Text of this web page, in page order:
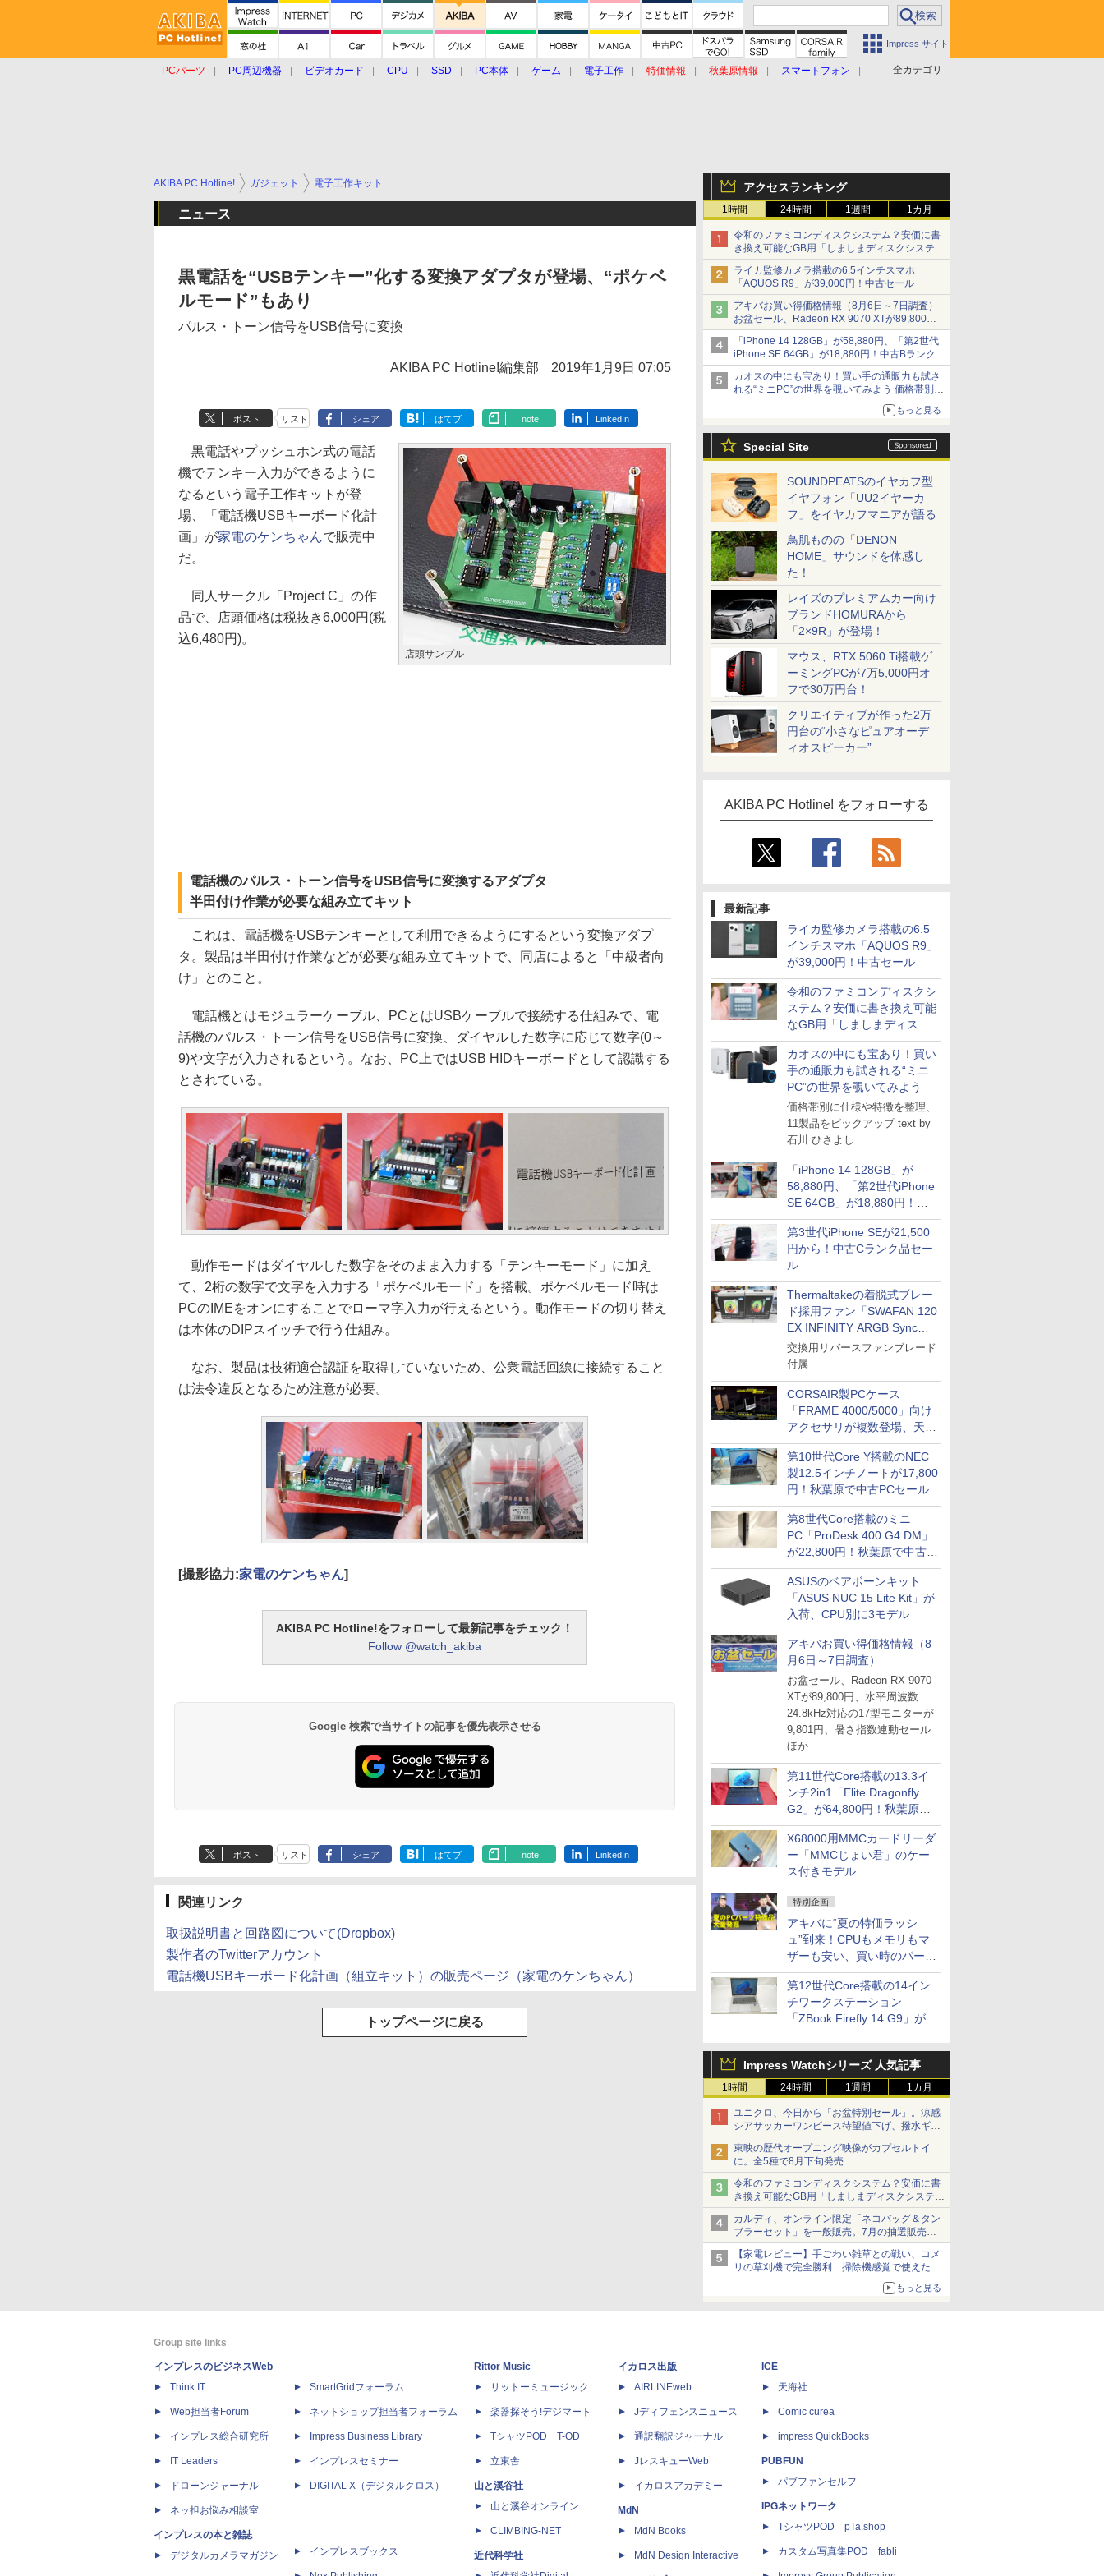
Impress サイト
全カテゴリ
PCパーツ PC周辺機器 ビデオカード CPU SSD PC本体 ゲーム 電子工作 特価情報 秋葉原情報
スマートフォン
アクセスランキング
1時間 24時間 1週間 1カ月
令和のファミコンディスクシステム？安価に書
き換え可能なGB用「しましまディスクシステ
ム」
ライカ監修カメラ搭載の6.5インチスマホ
「AQUOS R9」が39,000円！中古セール
アキバお買い得価格情報（8月6日～7日調査）
お盆セール、Radeon RX 9070 XTが89,800
円、水平周波数24.8kHz対応の17型モニターが
9,801円、暑さ指数連動セール ほか
「iPhone 14 128GB」が58,880円、「第2世代
iPhone SE 64GB」が18,880円！中古Bランク品
セール
カオスの中にも宝あり！買い手の通販力も試さ
れる“ミニPC”の世界を覗いてみよう 価格帯別に
仕様や特徴を整理、11製品をピックアップ text
もっと見る
Special Site
SOUNDPEATSのイヤカフ型
イヤフォン「UU2イヤーカ
フ」をイヤカフマニアが語る
鳥肌ものの「DENON
HOME」サウンドを体感し
た！
レイズのプレミアムカー向け
ブランドHOMURAから
「2×9R」が登場！
マウス、RTX 5060 Ti搭載ゲ
ーミングPCが7万5,000円オ
フで30万円台！
クリエイティブが作った2万
円台の“小さなピュアオーデ
ィオスピーカー”
AKIBA PC Hotline! をフォローする
最新記事
ライカ監修カメラ搭載の6.5
インチスマホ「AQUOS R9」
が39,000円！中古セール
令和のファミコンディスクシ
ステム？安価に書き換え可能
なGB用「しましまディスク
システム」
カオスの中にも宝あり！買い
手の通販力も試される“ミニ
PC”の世界を覗いてみよう
価格帯別に仕様や特徴を整理、
11製品をピックアップ text by
石川 ひさよし
「iPhone 14 128GB」が
58,880円、「第2世代iPhone
SE 64GB」が18,880円！中
古Bランク品セール
第3世代iPhone SEが21,500
円から！中古Cランク品セー
ル
Thermaltakeの着脱式ブレー
ド採用ファン「SWAFAN 120
EX INFINITY ARGB Sync」
に単品パッケージ
交換用リバースファンブレード
付属
CORSAIR製PCケース
「FRAME 4000/5000」向け
アクセサリが複数登場、天然
木製パネルや背面コネクタ対
応トレイなど
第10世代Core Y搭載のNEC
製12.5インチノートが17,800
円！秋葉原で中古PCセール
第8世代Core搭載のミニ
PC「ProDesk 400 G4 DM」
が22,800円！秋葉原で中古
PCセール
ASUSのベアボーンキット
「ASUS NUC 15 Lite Kit」が
入荷、CPU別に3モデル
アキバお買い得価格情報（8
月6日～7日調査）
お盆セール、Radeon RX 9070
XTが89,800円、水平周波数
24.8kHz対応の17型モニターが
9,801円、暑さ指数連動セール
ほか
第11世代Core搭載の13.3イ
ンチ2in1「Elite Dragonfly
G2」が64,800円！秋葉原で
中古PCセール
X68000用MMCカードリーダ
ー「MMCじょい君」のケー
ス付きモデル
特別企画
アキバに“夏の特価ラッシ
ュ”到来！CPUもメモリもマ
ザーも安い、買い時のパーツ
は？【8月7日(金)22時配信】
第12世代Core搭載の14イン
チワークステーション
「ZBook Firefly 14 G9」が
セール
Impress Watchシリーズ 人気記事
1時間 24時間 1週間 1カ月
ユニクロ、今日から「お盆特別セール」。涼感
シアサッカーワンピース待望値下げ、撥水ギア
ショーツは1990円に
東映の歴代オープニング映像がカプセルトイ
に。全5種で8月下旬発売
令和のファミコンディスクシステム？安価に書
き換え可能なGB用「しましまディスクシステ
ム」
カルディ、オンライン限定「ネコバッグ＆タン
ブラーセット」を一般販売。7月の抽選販売の
当選無効分
【家電レビュー】手ごわい雑草との戦い、コメ
リの草刈機で完全勝利 掃除機感覚で使えた
もっと見る
AKIBA PC Hotline! ガジェット 電子工作キット
ニュース
黒電話を“USBテンキー”化する変換アダプタが登場、“ポケベ
ルモード”もあり
パルス・トーン信号をUSB信号に変換
AKIBA PC Hotline!編集部 2019年1月9日 07:05
ポスト リスト シェア はてブ note LinkedIn
店頭サンプル
黒電話やプッシュホン式の電話
機でテンキー入力ができるように
なるという電子工作キットが登
場、「電話機USBキーボード化計
画」が家電のケンちゃんで販売中
だ。
同人サークル「Project C」の作
品で、店頭価格は税抜き6,000円(税
込6,480円)。
電話機のパルス・トーン信号をUSB信号に変換するアダプタ
半田付け作業が必要な組み立てキット
これは、電話機をUSBテンキーとして利用できるようにするという変換アダプ
タ。製品は半田付け作業などが必要な組み立てキットで、同店によると「中級者向
け」とのこと。
電話機とはモジュラーケーブル、PCとはUSBケーブルで接続する仕組みで、電
話機のパルス・トーン信号をUSB信号に変換、ダイヤルした数字に応じて数字(0～
9)や文字が入力されるという。なお、PC上ではUSB HIDキーボードとして認識する
とされている。
動作モードはダイヤルした数字をそのまま入力する「テンキーモード」に加え
て、2桁の数字で文字を入力する「ポケベルモード」を搭載。ポケベルモード時は
PCのIMEをオンにすることでローマ字入力が行えるという。動作モードの切り替え
は本体のDIPスイッチで行う仕組み。
なお、製品は技術適合認証を取得していないため、公衆電話回線に接続すること
は法令違反となるため注意が必要。
[撮影協力:家電のケンちゃん]
AKIBA PC Hotline!をフォローして最新記事をチェック！
Follow @watch_akiba
Google 検索で当サイトの記事を優先表示させる
ポスト リスト シェア はてブ note LinkedIn
関連リンク
取扱説明書と回路図について(Dropbox)
製作者のTwitterアカウント
電話機USBキーボード化計画（組立キット）の販売ページ（家電のケンちゃん）
トップページに戻る
Group site links
インプレスのビジネスWeb
Think IT
Web担当者Forum
インプレス総合研究所
IT Leaders
ドローンジャーナル
ネッ担お悩み相談室
インプレスの本と雑誌
デジタルカメラマガジン
SmartGridフォーラム
ネットショップ担当者フォーラム
Impress Business Library
インプレスセミナー
DIGITAL X（デジタルクロス）
インプレスブックス
Rittor Music
リットーミュージック
楽器探そう!デジマート
TシャツPOD T-OD
立東舎
山と溪谷社
山と溪谷オンライン
CLIMBING-NET
近代科学社
イカロス出版
AIRLINEweb
Jディフェンスニュース
通訳翻訳ジャーナル
JレスキューWeb
イカロスアカデミー
MdN
MdN Books
MdN Design Interactive
ICE
天海社
Comic curea
impress QuickBooks
PUBFUN
パブファンセルフ
IPGネットワーク
TシャツPOD pTa.shop
カスタム写真集POD fabli